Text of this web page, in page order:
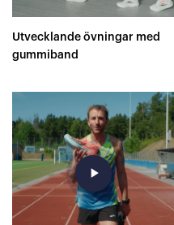
Utvecklande övningar med
gummiband
play_arrow